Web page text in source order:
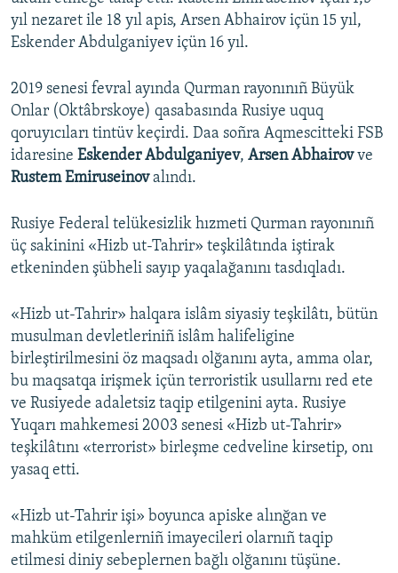
yıl nezaret ile 18 yıl apis, Arsen Abhairov içün 15 yıl,
Eskender Abdulganiyev içün 16 yıl.
2019 senesi fevral ayında Qurman rayonınıñ Büyük
Onlar (Oktâbrskoye) qasabasında Rusiye uquq
qoruyıcıları tintüv keçirdi. Daa soñra Aqmescitteki FSB
idaresine Eskender Abdulganiyev, Arsen Abhairovve
Rustem Emiruseinovalındı.
Rusiye Federal telükesizlik hızmeti Qurman rayonınıñ
üç sakinini «Hizb ut-Tahrir» teşkilâtında iştirak
etkeninden şübheli sayıp yaqalağanını tasdıqladı.
«Hizb ut-Tahrir» halqara islâm siyasiy teşkilâtı, bütün
musulman devletleriniñ islâm halifeligine
birleştirilmesini öz maqsadı olğanını ayta, amma olar,
bu maqsatqa irişmek içün terroristik usullarnı red ete
ve Rusiyede adaletsiz taqip etilgenini ayta. Rusiye
Yuqarı mahkemesi 2003 senesi «Hizb ut-Tahrir»
teşkilâtını «terrorist» birleşme cedveline kirsetip, onı
yasaq etti.
«Hizb ut-Tahrir işi» boyunca apiske alınğan ve
mahküm etilgenlerniñ imayecileri olarnıñ taqip
etilmesi diniy sebeplernen bağlı olğanını tüşüne.